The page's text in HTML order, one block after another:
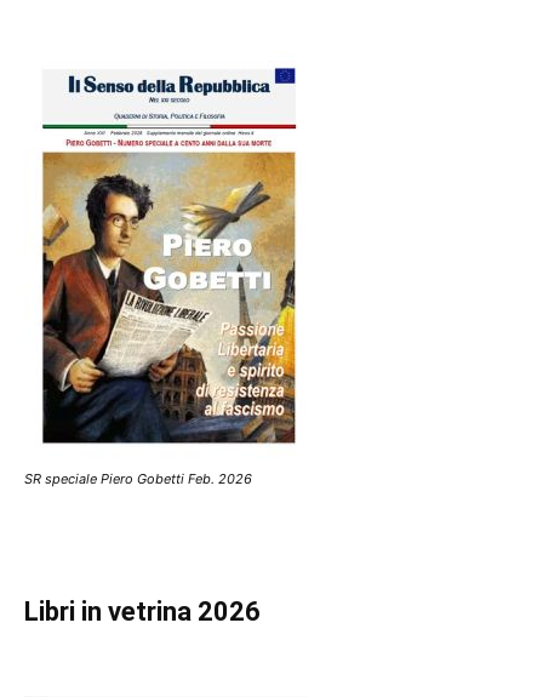
SR speciale Piero Gobetti Feb. 2026
Libri in vetrina 2026